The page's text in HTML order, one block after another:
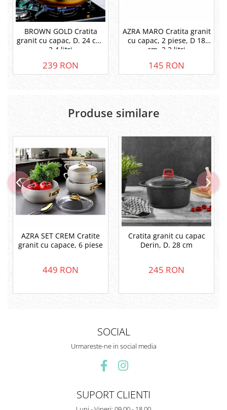
BROWN GOLD Cratita
granit cu capac, D. 24 cm,
2.4 litri
239 RON
AZRA MARO Cratita granit
cu capac, 2 piese, D 18
cm, 2.2 litri
145 RON
Produse similare
AZRA SET CREM Cratite
granit cu capace, 6 piese
449 RON
Cratita granit cu capac
Derin, D. 28 cm
245 RON
SOCIAL
Urmareste-ne in social media
SUPORT CLIENTI